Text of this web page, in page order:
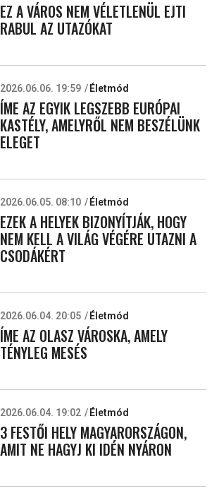
EZ A VÁROS NEM VÉLETLENÜL EJTI
RABUL AZ UTAZÓKAT
2026.06.06. 19:59 Életmód
ÍME AZ EGYIK LEGSZEBB EURÓPAI
KASTÉLY, AMELYRŐL NEM BESZÉLÜNK
ELEGET
2026.06.05. 08:10 Életmód
EZEK A HELYEK BIZONYÍTJÁK, HOGY
NEM KELL A VILÁG VÉGÉRE UTAZNI A
CSODÁKÉRT
2026.06.04. 20:05 Életmód
ÍME AZ OLASZ VÁROSKA, AMELY
TÉNYLEG MESÉS
2026.06.04. 19:02 Életmód
3 FESTŐI HELY MAGYARORSZÁGON,
AMIT NE HAGYJ KI IDÉN NYÁRON